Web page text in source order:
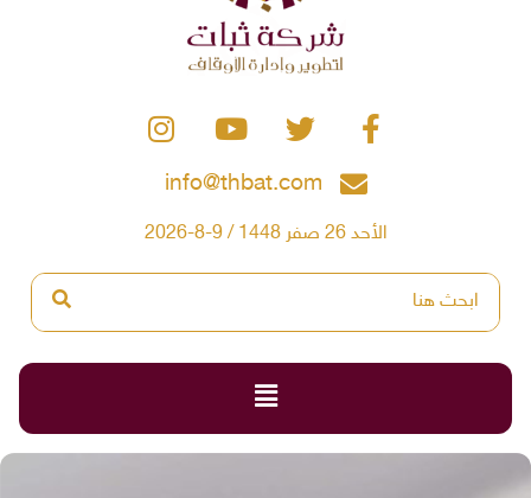
info@thbat.com
الأحد 26 صفر 1448 / 9-8-2026